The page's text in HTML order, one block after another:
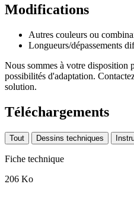
Modifications
Autres couleurs ou
Longueurs/dépassements
Nous sommes à votre disposition
possibilités d'adaptation.
solution.
Téléchargements
Tout Dessins techniques
Fiche technique
206 Ko